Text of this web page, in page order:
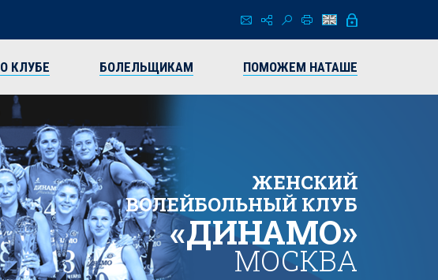
О КЛУБЕ БОЛЕЛЬЩИКАМ ПОМОЖЕМ НАТАШЕ
ЖЕНСКИЙ
ВОЛЕЙБОЛЬНЫЙ КЛУБ
«ДИНАМО»
МОСКВА